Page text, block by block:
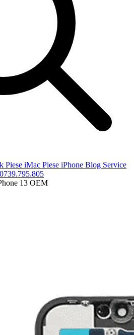
Piese iMac Piese iPhone Blog Service
13 OEM